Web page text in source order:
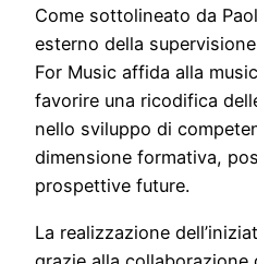
Come sottolineato da
esterno della
For Music affida alla
favorire una ricodifica
nello sviluppo di
dimensione formativa,
prospettive future.
La realizzazione